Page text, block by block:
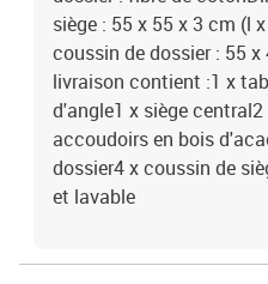
siège : 55 x 55 x 3 cm (l
coussin de dossier : 55
livraison contient :1 x
d'angle1 x siège
accoudoirs en bois
dossier4 x coussin de
et lavable